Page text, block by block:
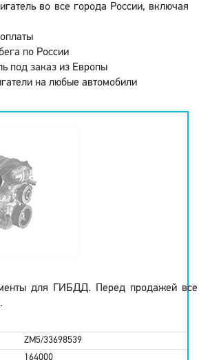
во все города России, включая
по России
под заказ из Европы
на любые автомобили
для ГИБДД. Перед продажей все
ZM5/33698539
164000